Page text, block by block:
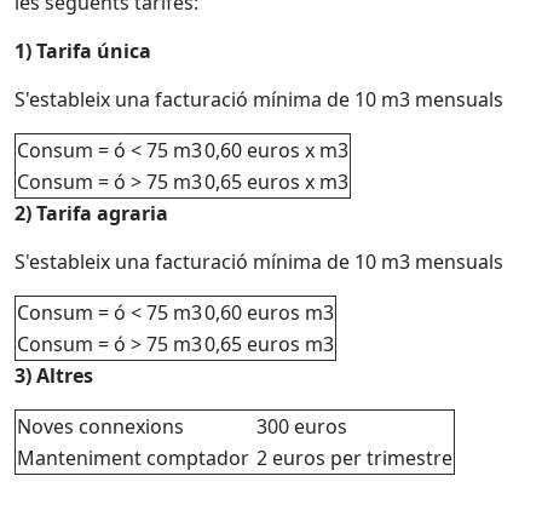
1) Tarifa única
S'estableix una facturació mínima de 10 m3 mensuals
Consum = ó < 75 m30,60 euros x m3
Consum = ó > 75 m30,65 euros x m3
2) Tarifa agraria
S'estableix una facturació mínima de 10 m3 mensuals
Consum = ó < 75 m30,60 euros m3
Consum = ó > 75 m30,65 euros m3
3) Altres
Noves connexions
300 euros
Manteniment comptador 2 euros per trimestre